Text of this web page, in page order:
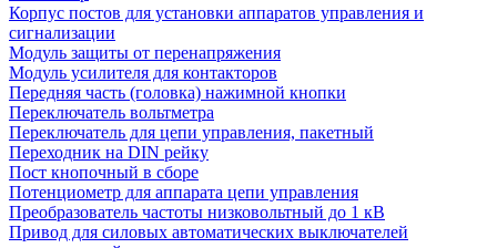
Корпус постов для установки аппаратов управления и
сигнализации
Модуль защиты от перенапряжения
Модуль усилителя для контакторов
Передняя часть (головка) нажимной кнопки
Переключатель вольтметра
Переключатель для цепи управления, пакетный
Переходник на DIN рейку
Пост кнопочный в сборе
Потенциометр для аппарата цепи управления
Преобразователь частоты низковольтный до 1 кВ
Привод для силовых автоматических выключателей